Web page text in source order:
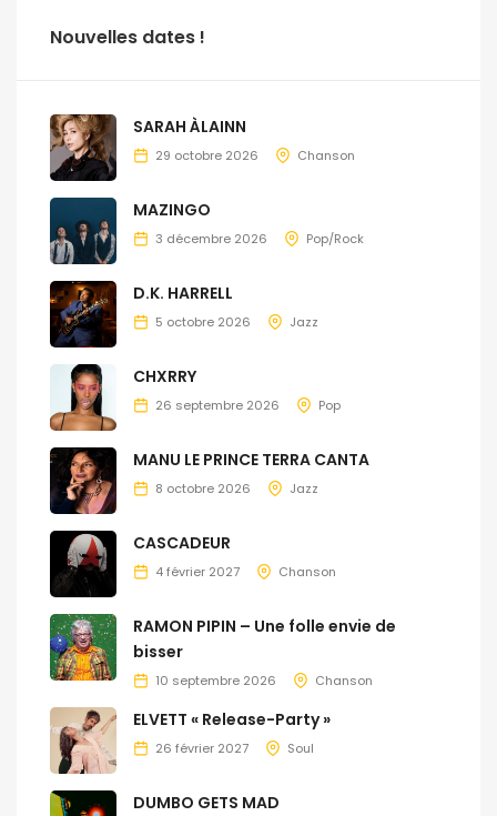
Nouvelles dates !
SARAH ÀLAINN
29 octobre 2026 Chanson
MAZINGO
3 décembre 2026 Pop/Rock
D.K. HARRELL
5 octobre 2026 Jazz
CHXRRY
26 septembre 2026 Pop
MANU LE PRINCE TERRA CANTA
8 octobre 2026 Jazz
CASCADEUR
4 février 2027 Chanson
RAMON PIPIN – Une folle envie de
bisser
10 septembre 2026 Chanson
ELVETT « Release-Party »
26 février 2027 Soul
DUMBO GETS MAD